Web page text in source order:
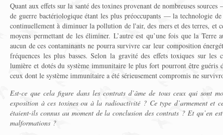
Quant aux effets sur la santé des toxines provenant de nombreuses
de guerre bactériologique étant les plus préoccupants — la technologie
continuellement à diminuer la pollution de l'air, des mers et des terres, et
moyens permettant de les éliminer. L’autre est qu’une fois que la Terre
aucun de ces contaminants ne pourra survivre car leur composition
fréquences les plus basses. Selon la gravité des effets toxiques sur
lumière et dotés du système immunitaire le plus fort pourront être guéris
ceux dont le système immunitaire a été sérieusement compromis ne
Est-ce que cela figure dans les contrats d’âme de tous ceux qui sont
exposition à ces toxines ou à la radioactivité ? Ce type d’armement et
étaient-ils connus au moment de la conclusion des contrats ? Et qu’en
malformations ?